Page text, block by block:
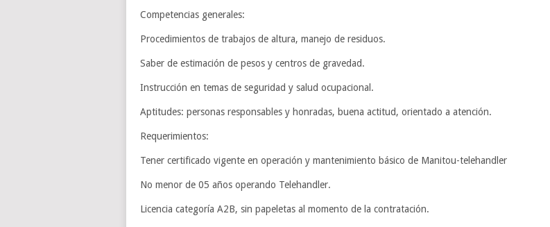
Competencias generales:
Procedimientos de trabajos de altura, manejo de residuos.
Saber de estimación de pesos y centros de gravedad.
Instrucción en temas de seguridad y salud ocupacional.
Aptitudes: personas responsables y honradas, buena actitud, orientado a atención.
Requerimientos:
Tener certificado vigente en operación y mantenimiento básico de Manitou-telehandler
No menor de 05 años operando Telehandler.
Licencia categoría A2B, sin papeletas al momento de la contratación.